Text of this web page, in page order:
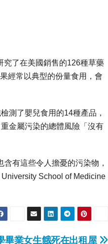
究了在美國銷售的126種草藥
經常以典型的份量食用，會
測了嬰兒食用的14種產品，
金屬污染的總體風險「沒有
有這些令人擔憂的污染物，
School of Medicine
畢業女生餓死在出租屋